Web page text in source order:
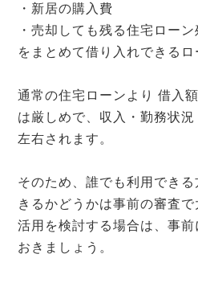
・新居の購入費
・売却しても残る住宅ローン
をまとめて借り入れできるロ
通常の住宅ローンより 借入
は厳しめで、収入・勤務状況
左右されます。
そのため、誰でも利用でき
きるかどうかは事前の審査で
活用を検討する場合は、事
おきましょう。